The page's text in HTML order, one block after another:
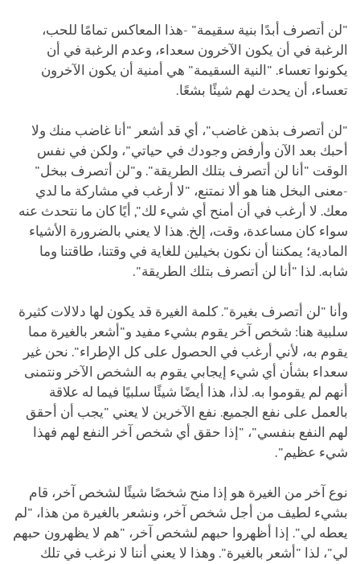
"لن أتصرف أبدًا بنية سقيمة" -هذا المعاكس تمامًا للحب،
الرغبة في أن يكون الآخرون سعداء، وعدم الرغبة في أن
يكونوا تعساء. "النية السقيمة" هي أمنية أن يكون الآخرون
تعساء، أن يحدث لهم شيئًا بشعًا.
"لن أتصرف بذهن غاضب"، أي قد أشعر "أنا غاضب منك ولا
أحبك بعد الآن وأرفض وجودك في حياتي"، ولكن في نفس
الوقت "أنا لن أتصرف بتلك الطريقة". و"لن أتصرف ببخل"
-معنى البخل هنا هو ألا نمتنع، "لا أرغب في مشاركة ما لدي
معك. لا أرغب في أن أمنح أي شيء لك", أيًا كان ما نتحدث عنه
سواء كان مساعدة، وقت، إلخ. هذا لا يعني بالضرورة الأشياء
المادية؛ يمكننا أن نكون بخيلين للغاية في وقتنا، طاقتنا وما
شابه. لذا "أنا لن أتصرف بتلك الطريقة".
وأنا "لن أتصرف بغيرة". كلمة الغيرة قد يكون لها دلالات كثيرة
سلبية هنا: شخص آخر يقوم بشيء مفيد و"أشعر بالغيرة مما
يقوم به، لأني أرغب في الحصول على كل الإطراء". نحن غير
سعداء بشأن أي شيء إيجابي يقوم به الشخص الآخر ونتمنى
أنهم لم يقوموا به. لذا، هذا أيضًا شيئًا سلبيًا فيما له علاقة
بالعمل على نفع الجميع. نفع الآخرين لا يعني "يجب أن أحقق
لهم النفع بنفسي"، "إذا حقق أي شخص آخر النفع لهم فهذا
شيء عظيم".
نوع آخر من الغيرة هو إذا منح شخصًا شيئًا لشخص آخر، قام
بشيء لطيف من أجل شخص آخر، ونشعر بالغيرة من هذا، "لم
يعطه لي". إذا أظهروا حبهم لشخص آخر، "هم لا يظهرون حبهم
لي"، لذا "أشعر بالغيرة". وهذا لا يعني أننا لا نرغب في تلك